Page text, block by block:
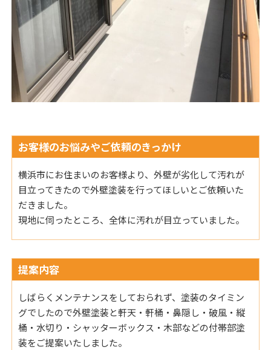
お客様のお悩みやご依頼のきっかけ
横浜市にお住まいのお客様より、外壁が劣化して汚れが
目立ってきたので外壁塗装を行ってほしいとご依頼いた
だきました。
現地に伺ったところ、全体に汚れが目立っていました。
提案内容
しばらくメンテナンスをしておられず、塗装のタイミン
グでしたので外壁塗装と軒天・軒桶・鼻隠し・破風・縦
桶・水切り・シャッターボックス・木部などの付帯部塗
装をご提案いたしました。